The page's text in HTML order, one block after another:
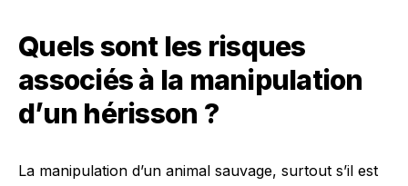
Quels sont les risques
associés à la manipulation
d’un hérisson ?
La manipulation d’un animal sauvage, surtout s’il est